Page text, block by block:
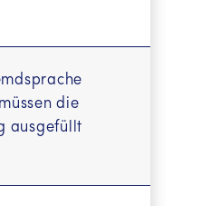
die
ausgefüllt